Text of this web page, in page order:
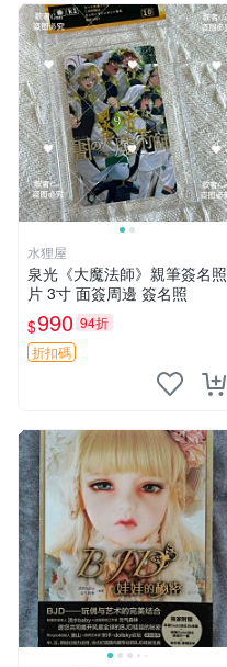
水狸屋
泉光《大魔法師》親筆簽名照
片 3寸 面簽周邊 簽名照
$990 94折
折扣碼